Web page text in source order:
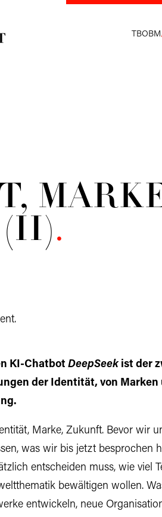
TBOBM
(II).
KI-ChatbotDeepSeekist der
der Identität, von Marken
Marke, Zukunft. Bevor wir
was wir bis jetzt besprochen
entscheiden muss, wie viel
bewältigen wollen.
entwickeln, neue